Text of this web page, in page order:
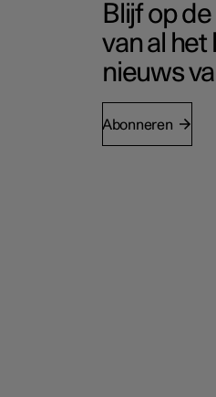
Blijf op
van al het
nieuws
Abonneren